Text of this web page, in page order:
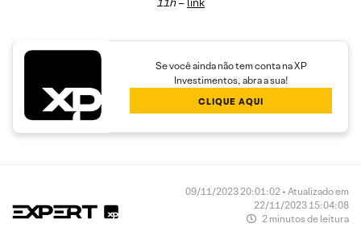
Se você ainda não tem conta na XP
Investimentos, abra a sua!
CLIQUE AQUI
09/11/2023 20:01:02 • Atualizado em
22/11/2023 15:04:08
2 minutos de leitura